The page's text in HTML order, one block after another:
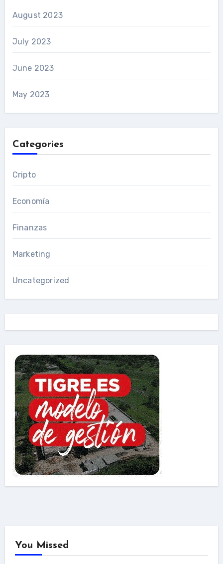
August 2023
July 2023
June 2023
May 2023
Categories
Cripto
Economía
Finanzas
Marketing
Uncategorized
You Missed